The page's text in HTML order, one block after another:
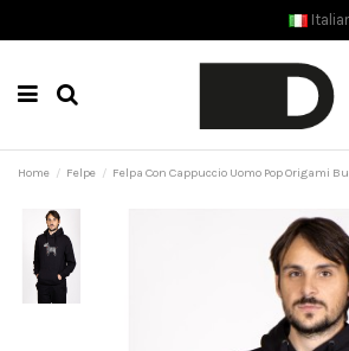
Home Felpe Felpa Con Cappuccio Uomo Pop Origami